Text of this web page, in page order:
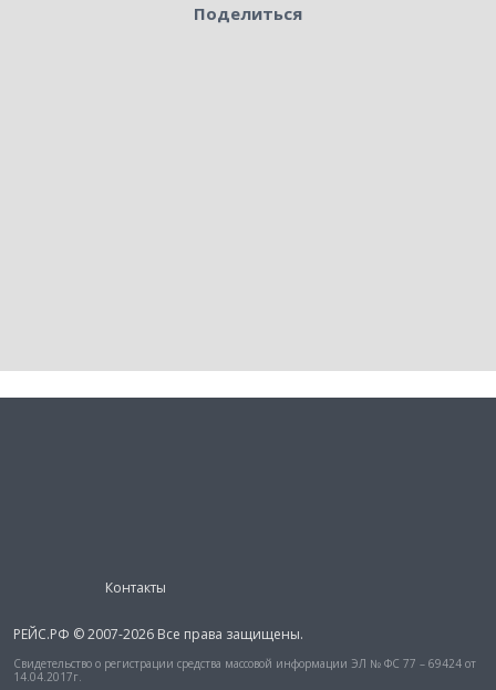
Поделиться
Контакты
РЕЙС.РФ © 2007-2026 Все права защищены.
Свидетельство о регистрации средства массовой информации ЭЛ № ФС 77 – 69424 от
14.04.2017г.